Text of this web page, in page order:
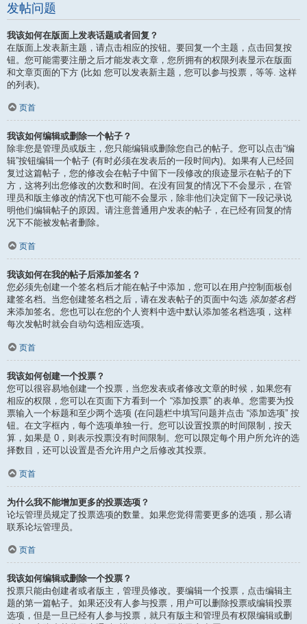
发帖问题
我该如何在版面上发表话题或者回复？
在版面上发表新主题，请点击相应的按钮。要回复一个主题，点击回复按
钮。您可能需要注册之后才能发表文章，您所拥有的权限列表显示在版面
和文章页面的下方 (比如 您可以发表新主题，您可以参与投票，等等. 这样
的列表)。
页首
我该如何编辑或删除一个帖子？
除非您是管理员或版主，您只能编辑或删除您自己的帖子。您可以点击“编
辑”按钮编辑一个帖子 (有时必须在发表后的一段时间内)。如果有人已经回
复过这篇帖子，您的修改会在帖子中留下一段修改的痕迹显示在帖子的下
方，这将列出您修改的次数和时间。在没有回复的情况下不会显示，在管
理员和版主修改的情况下也可能不会显示，除非他们决定留下一段记录说
明他们编辑帖子的原因。请注意普通用户发表的帖子，在已经有回复的情
况下不能被发帖者删除。
页首
我该如何在我的帖子后添加签名？
您必须先创建一个签名档后才能在帖子中添加，您可以在用户控制面板创
建签名档。当您创建签名档之后，请在发表帖子的页面中勾选 添加签名档
来添加签名。您也可以在您的个人资料中选中默认添加签名档选项，这样
每次发帖时就会自动勾选相应选项。
页首
我该如何创建一个投票？
您可以很容易地创建一个投票，当您发表或者修改文章的时候，如果您有
相应的权限，您可以在页面下方看到一个 “添加投票” 的表单。您需要为投
票输入一个标题和至少两个选项 (在问题栏中填写问题并点击 “添加选项” 按
钮。在文字框内，每个选项单独一行。您可以设置投票的时间限制，按天
算，如果是 0，则表示投票没有时间限制。您可以限定每个用户所允许的选
择数目，还可以设置是否允许用户之后修改其投票。
页首
为什么我不能增加更多的投票选项？
论坛管理员规定了投票选项的数量。如果您觉得需要更多的选项，那么请
联系论坛管理员。
页首
我该如何编辑或删除一个投票？
投票只能由创建者或者版主，管理员修改。要编辑一个投票，点击编辑主
题的第一篇帖子。如果还没有人参与投票，用户可以删除投票或编辑投票
选项，但是一旦已经有人参与投票，就只有版主和管理员有权限编辑或删